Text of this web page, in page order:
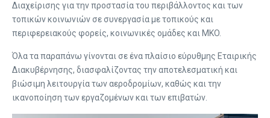
Διαχείρισης για την προστασία του περιβάλλοντος και των
τοπικών κοινωνιών σε συνεργασία με τοπικούς και
περιφερειακούς φορείς, κοινωνικές ομάδες και MKO.
Όλα τα παραπάνω γίνονται σε ένα πλαίσιο εύρυθμης Εταιρικής
Διακυβέρνησης, διασφαλίζοντας την αποτελεσματική και
βιώσιμη λειτουργία των αεροδρομίων, καθώς και την
ικανοποίηση των εργαζομένων και των επιβατών.